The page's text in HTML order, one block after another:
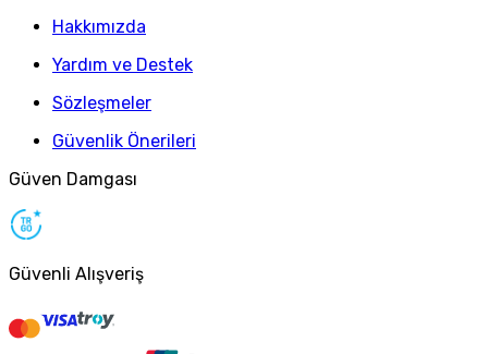
Hakkımızda
Yardım ve Destek
Sözleşmeler
Güvenlik Önerileri
Güven Damgası
Güvenli Alışveriş